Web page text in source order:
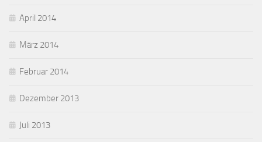
April 2014
März 2014
Februar 2014
Dezember 2013
Juli 2013